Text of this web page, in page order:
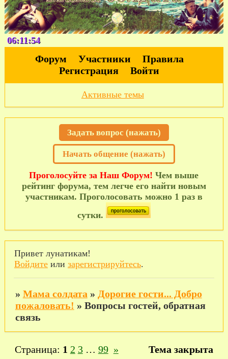
06:11:55
Форум Участники
Правила
Регистрация
Войти
Активные темы
Задать вопрос (нажать)
Начать общение (нажать)
Проголосуйте за Наш Форум! Чем выше
рейтинг форума, тем легче его найти новым
участникам. Проголосовать можно 1 раз в
сутки.
Привет лунатикам!
Войдитеили зарегистрируйтесь.
» Мама солдата » Дорогие гости... Добро
пожаловать! » Вопросы гостей, обратная
связь
Страница: 1 2 3 … 99 » Тема закрыта